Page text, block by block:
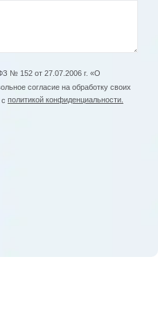
№ 152 от 27.07.2006 г. «О
согласие на обработку своих
политикой конфиденциальности.